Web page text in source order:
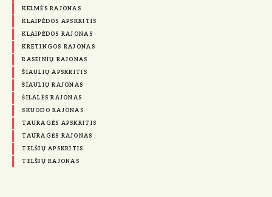
KELMĖS RAJONAS
KLAIPĖDOS APSKRITIS
KLAIPĖDOS RAJONAS
KRETINGOS RAJONAS
RASEINIŲ RAJONAS
ŠIAULIŲ APSKRITIS
ŠIAULIŲ RAJONAS
ŠILALĖS RAJONAS
SKUODO RAJONAS
TAURAGĖS APSKRITIS
TAURAGĖS RAJONAS
TELŠIŲ APSKRITIS
TELŠIŲ RAJONAS